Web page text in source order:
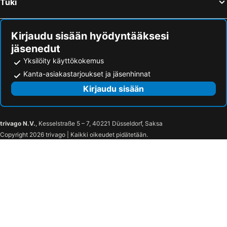
Kirjaudu sisään hyödyntääksesi
jäsenedut
Yksilöity käyttökokemus
Kanta-asiakastarjoukset ja jäsenhinnat
Kirjaudu sisään
trivago N.V., Kesselstraße 5 – 7, 40221 Düsseldorf, Saksa
Copyright 2026 trivago | Kaikki oikeudet pidätetään.